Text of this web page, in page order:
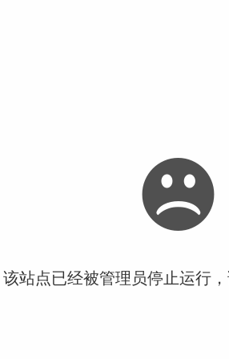
站点已经被管理员停止运行